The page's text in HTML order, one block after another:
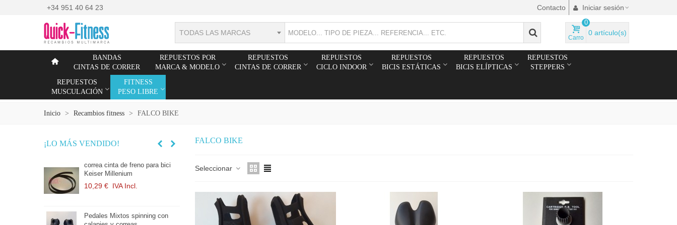
+34 951 40 64 23 Contacto Iniciar sesión
TODAS LAS MARCAS
Carro
0
0 artículo(s)
BANDAS
CINTAS DE CORRER
REPUESTOS POR
MARCA & MODELO
REPUESTOS
CINTAS DE CORRER
REPUESTOS
CICLO INDOOR
REPUESTOS
BICIS ESTÁTICAS
REPUESTOS
BICIS ELÍPTICAS
REPUESTOS
STEPPERS
REPUESTOS
MUSCULACIÓN
FITNESS
PESO LIBRE
Inicio > Recambios fitness > FALCO BIKE
¡LO MÁS VENDIDO!
correa cinta de freno para bici
Keiser Millenium
10,29 € IVA Incl.
Pedales Mixtos spinning con
Correa bici estática Ultrasport F
Pomo regulación manillar / sillín
Pomo Regulación Manillar /
Cable acero plastificado
FALCO BIKE
Seleccionar